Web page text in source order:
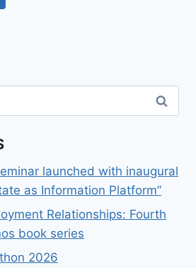
launched with inaugural
as Information Platform”
Relationships: Fourth
book series
2026